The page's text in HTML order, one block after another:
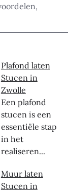
Plafond laten
Stucen in
Zwolle
Een plafond
stucen is een
essentiële stap
in het
realiseren...
Muur laten
Stucen in